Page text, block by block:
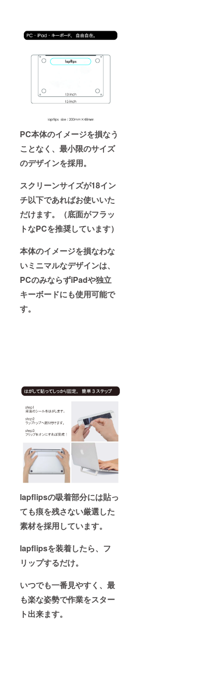
PC本体のイメージを損なう
ことなく、最小限のサイズ
のデザインを採用。
スクリーンサイズが18イン
チ以下であればお使いいた
だけます。（底面がフラッ
トなPCを推奨しています）
本体のイメージを損なわな
いミニマルなデザインは、
PCのみならずiPadや独立
キーボードにも使用可能で
す。
lapflipsの吸着部分には貼っ
ても痕を残さない厳選した
素材を採用しています。
lapflipsを装着したら、フ
リップするだけ。
いつでも一番見やすく、最
も楽な姿勢で作業をスター
ト出来ます。